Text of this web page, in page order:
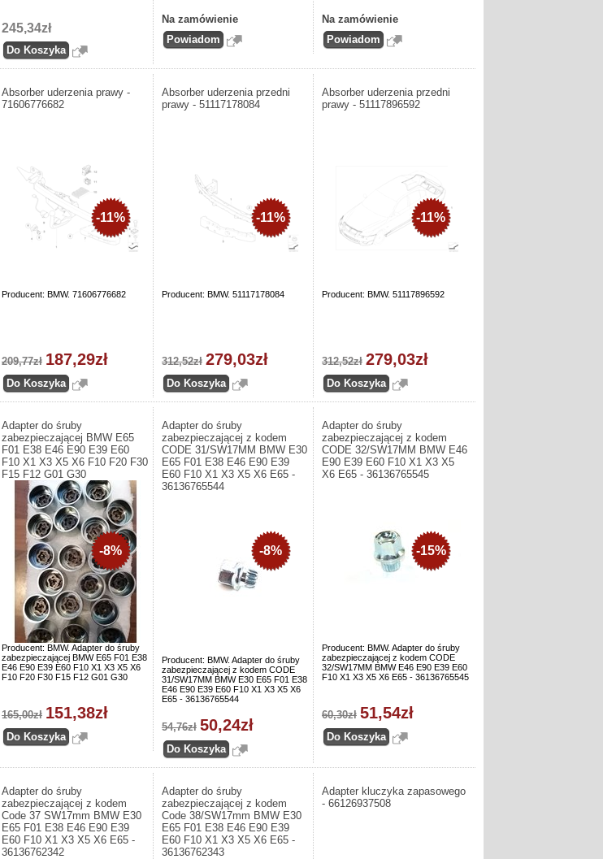
245,34zł
Na zamówienie Na zamówienie
Absorber uderzenia prawy -
71606776682
Producent: BMW. 71606776682
-11%
209,77zł 187,29zł
Absorber uderzenia przedni
prawy - 51117178084
Producent: BMW. 51117178084
-11%
312,52zł 279,03zł
Absorber uderzenia przedni
prawy - 51117896592
Producent: BMW. 51117896592
-11%
312,52zł 279,03zł
Adapter do śruby
zabezpieczającej BMW E65
F01 E38 E46 E90 E39 E60
F10 X1 X3 X5 X6 F10 F20 F30
F15 F12 G01 G30
Producent: BMW. Adapter do śruby
zabezpieczającej BMW E65 F01 E38
E46 E90 E39 E60 F10 X1 X3 X5 X6
F10 F20 F30 F15 F12 G01 G30
-8%
165,00zł 151,38zł
Adapter do śruby
zabezpieczającej z kodem
CODE 31/SW17MM BMW E30
E65 F01 E38 E46 E90 E39
E60 F10 X1 X3 X5 X6 E65 -
36136765544
Producent: BMW. Adapter do śruby
zabezpieczającej z kodem CODE
31/SW17MM BMW E30 E65 F01 E38
E46 E90 E39 E60 F10 X1 X3 X5 X6
E65 - 36136765544
-8%
54,76zł 50,24zł
Adapter do śruby
zabezpieczającej z kodem
CODE 32/SW17MM BMW E46
E90 E39 E60 F10 X1 X3 X5
X6 E65 - 36136765545
Producent: BMW. Adapter do śruby
zabezpieczającej z kodem CODE
32/SW17MM BMW E46 E90 E39 E60
F10 X1 X3 X5 X6 E65 - 36136765545
-15%
60,30zł 51,54zł
Adapter do śruby
zabezpieczającej z kodem
Code 37 SW17mm BMW E30
E65 F01 E38 E46 E90 E39
E60 F10 X1 X3 X5 X6 E65 -
36136762342
Adapter do śruby
zabezpieczającej z kodem
Code 38/SW17mm BMW E30
E65 F01 E38 E46 E90 E39
E60 F10 X1 X3 X5 X6 E65 -
36136762343
Adapter kluczyka zapasowego
- 66126937508